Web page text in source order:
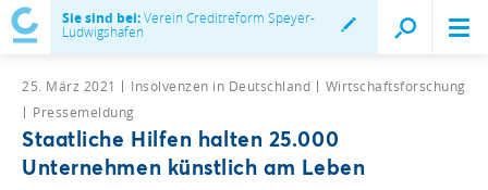
Sie sind bei:Verein Creditreform Speyer-
Ludwigshafen
25. März 2021 Insolvenzen in Deutschland
Wirtschaftsforschung
Pressemeldung
Staatliche Hilfen halten 25.000
Unternehmen künstlich am Leben